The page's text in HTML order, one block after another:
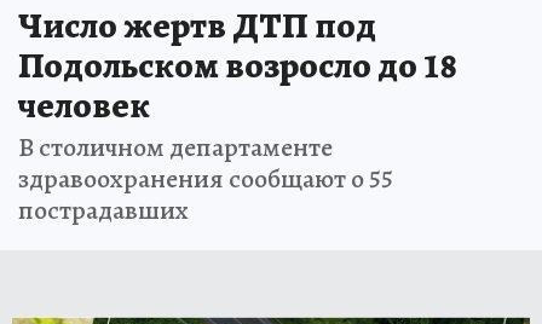
Число жертв ДТП под
Подольском возросло до 18
человек
В столичном департаменте
здравоохранения сообщают о 55
пострадавших